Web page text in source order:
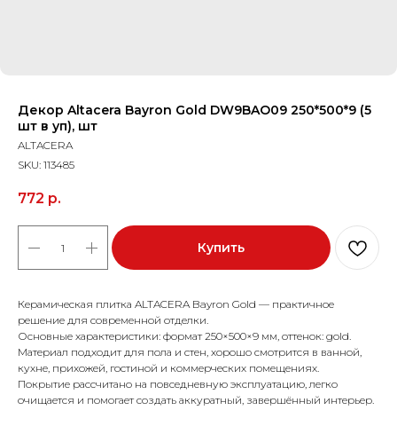
Декор Altacera Bayron Gold DW9BAO09 250*500*9 (5
шт в уп), шт
ALTACERA
SKU: 113485
772 р.
Купить
Керамическая плитка ALTACERA Bayron Gold — практичное
решение для современной отделки.
Основные характеристики: формат 250×500×9 мм, оттенок: gold.
Материал подходит для пола и стен, хорошо смотрится в ванной,
кухне, прихожей, гостиной и коммерческих помещениях.
Покрытие рассчитано на повседневную эксплуатацию, легко
очищается и помогает создать аккуратный, завершённый интерьер.